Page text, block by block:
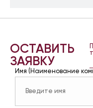
ОСТАВИТЬ
ЗАЯВКУ
Имя (Наименование